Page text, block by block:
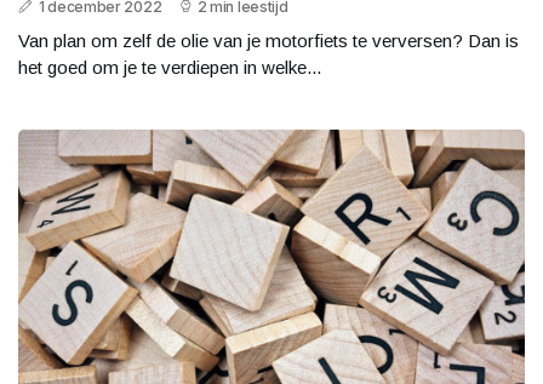
1 december 2022 2 min leestijd
Van plan om zelf de olie van je motorfiets te verversen? Dan is
het goed om je te verdiepen in welke...